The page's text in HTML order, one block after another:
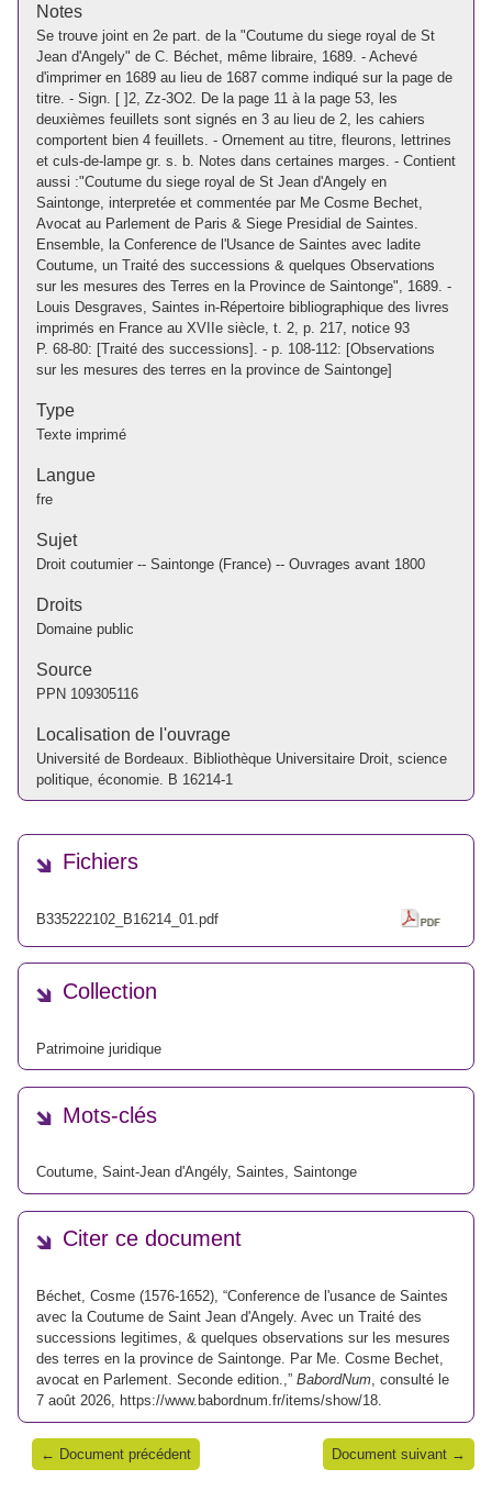
Notes
Se trouve joint en 2e part. de la "Coutume du siege royal de St
Jean d'Angely" de C. Béchet, même libraire, 1689. - Achevé
d'imprimer en 1689 au lieu de 1687 comme indiqué sur la page de
titre. - Sign. [ ]2, Zz-3O2. De la page 11 à la page 53, les
deuxièmes feuillets sont signés en 3 au lieu de 2, les cahiers
comportent bien 4 feuillets. - Ornement au titre, fleurons, lettrines
et culs-de-lampe gr. s. b. Notes dans certaines marges. - Contient
aussi :"Coutume du siege royal de St Jean d'Angely en
Saintonge, interpretée et commentée par Me Cosme Bechet,
Avocat au Parlement de Paris & Siege Presidial de Saintes.
Ensemble, la Conference de l'Usance de Saintes avec ladite
Coutume, un Traité des successions & quelques Observations
sur les mesures des Terres en la Province de Saintonge", 1689. -
Louis Desgraves, Saintes in-Répertoire bibliographique des livres
imprimés en France au XVIIe siècle, t. 2, p. 217, notice 93
P. 68-80: [Traité des successions]. - p. 108-112: [Observations
sur les mesures des terres en la province de Saintonge]
Type
Texte imprimé
Langue
fre
Sujet
Droit coutumier -- Saintonge (France) -- Ouvrages avant 1800
Droits
Domaine public
Source
PPN 109305116
Localisation de l'ouvrage
Université de Bordeaux. Bibliothèque Universitaire Droit, science
politique, économie. B 16214-1
Fichiers
B335222102_B16214_01.pdf
Collection
Patrimoine juridique
Mots-clés
Coutume, Saint-Jean d'Angély, Saintes, Saintonge
Citer ce document
Béchet, Cosme (1576-1652), “Conference de l'usance de Saintes
avec la Coutume de Saint Jean d'Angely. Avec un Traité des
successions legitimes, & quelques observations sur les mesures
des terres en la province de Saintonge. Par Me. Cosme Bechet,
avocat en Parlement. Seconde edition.,” BabordNum , consulté le
7 août 2026,
https://www.babordnum.fr/items/show/18
← Document précédent Document suivant →